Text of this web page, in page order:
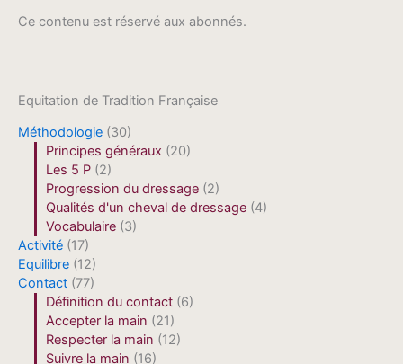
Equitation de Tradition Française
Méthodologie (30)
Principes généraux (20)
Les 5 P (2)
Progression du dressage (2)
Qualités d'un cheval de dressage (4)
Vocabulaire (3)
Activité (17)
Equilibre (12)
Contact (77)
Définition du contact (6)
Accepter la main (21)
Respecter la main (12)
Suivre la main (16)
Ce contenu est réservé aux abonnés.